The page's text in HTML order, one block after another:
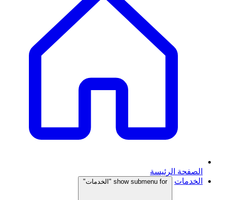
الصفحة الرئيسة
الخدمات
show submenu for "الخدمات"